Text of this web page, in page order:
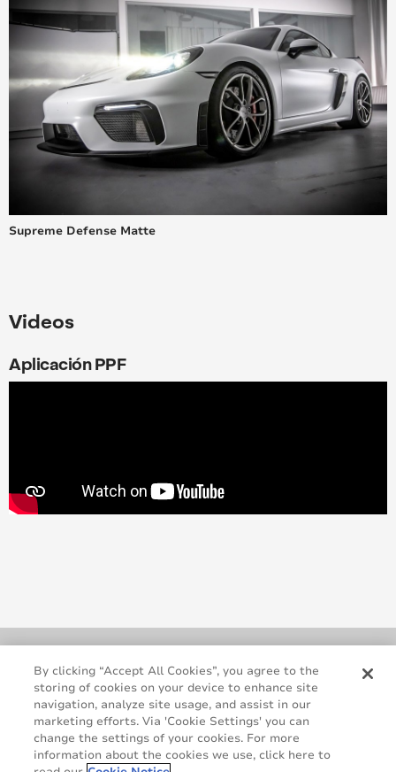
Supreme Defense Matte
Videos
Aplicación PPF
By clicking “Accept All Cookies”, you agree to the
storing of cookies on your device to enhance site
navigation, analyze site usage, and assist in our
marketing efforts. Via 'Cookie Settings' you can
change the settings of your cookies. For more
information about the cookies we use, click here to